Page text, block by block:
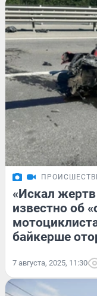
«Искал
известно об
байкерше
7 августа, 2025, 11:30